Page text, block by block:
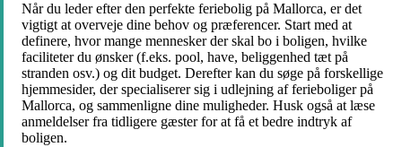
Når du leder efter den perfekte feriebolig på Mallorca, er det
vigtigt at overveje dine behov og præferencer. Start med at
definere, hvor mange mennesker der skal bo i boligen, hvilke
faciliteter du ønsker (f.eks. pool, have, beliggenhed tæt på
stranden osv.) og dit budget. Derefter kan du søge på forskellige
hjemmesider, der specialiserer sig i udlejning af ferieboliger på
Mallorca, og sammenligne dine muligheder. Husk også at læse
anmeldelser fra tidligere gæster for at få et bedre indtryk af
boligen.